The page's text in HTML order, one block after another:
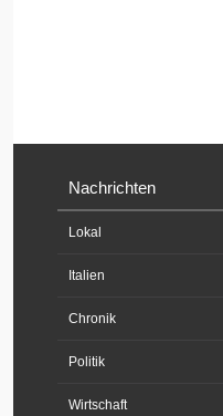
Nachrichten
Lokal
Italien
Chronik
Politik
Wirtschaft